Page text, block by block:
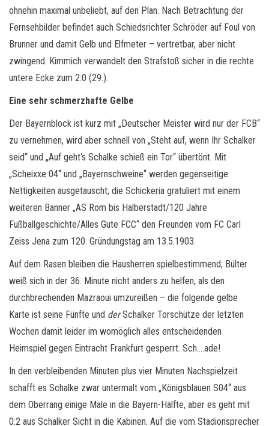
ohnehin maximal unbeliebt, auf den Plan. Nach Betrachtung der
Fernsehbilder befindet auch Schiedsrichter Schröder auf Foul von
Brunner und damit Gelb und Elfmeter – vertretbar, aber nicht
zwingend. Kimmich verwandelt den Strafstoß sicher in die rechte
untere Ecke zum 2:0 (29.).
Eine sehr schmerzhafte Gelbe
Der Bayernblock ist kurz mit „Deutscher Meister wird nur der FCB“
zu vernehmen, wird aber schnell von „Steht auf, wenn Ihr Schalker
seid“ und „Auf geht‘s Schalke schieß ein Tor“ übertönt. Mit
„Scheixxe 04“ und „Bayernschweine“ werden gegenseitige
Nettigkeiten ausgetauscht; die Schickeria gratuliert mit einem
weiteren Banner „AS Rom bis Halberstadt/120 Jahre
Fußballgeschichte/Alles Gute FCC“ den Freunden vom FC Carl
Zeiss Jena zum 120. Gründungstag am 13.5.1903.
Auf dem Rasen bleiben die Hausherren spielbestimmend; Bülter
weiß sich in der 36. Minute nicht anders zu helfen, als den
durchbrechenden Mazraoui umzureißen – die folgende gelbe
Karte ist seine Fünfte und derSchalker Torschütze der letzten
Wochen damit leider im womöglich alles entscheidenden
Heimspiel gegen Eintracht Frankfurt gesperrt. Sch….ade!
In den verbleibenden Minuten plus vier Minuten Nachspielzeit
schafft es Schalke zwar untermalt vom „Königsblauen S04“ aus
dem Oberrang einige Male in die Bayern-Hälfte, aber es geht mit
0:2 aus Schalker Sicht in die Kabinen. Auf die vom Stadionsprecher